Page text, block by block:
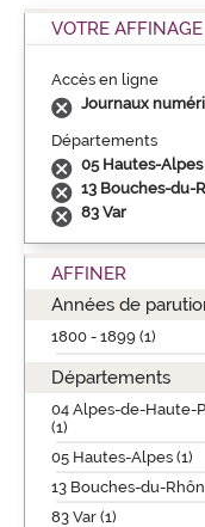
VOTRE AFFINAGE
Accès en ligne
Journaux
Départements
05 Hautes-Alpes
13 Bouches-du-
83 Var
AFFINER
Années de
1800 - 1899 (1)
Départements
04 Alpes-de-Haute-
(1)
05 Hautes-Alpes (1)
13 Bouches-du-
83 Var (1)